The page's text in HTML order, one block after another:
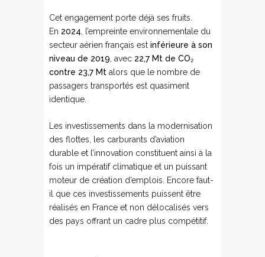
Cet engagement porte déjà ses fruits.
En 2024 , l’empreinte environnementale du
secteur aérien français est inférieure à son
niveau de 2019 , avec 22,7 Mt de CO₂
contre 23,7 Mt alors que le nombre de
passagers transportés est quasiment
identique.
Les investissements dans la modernisation
des flottes, les carburants d’aviation
durable et l’innovation constituent ainsi à la
fois un impératif climatique et un puissant
moteur de création d’emplois. Encore faut-
il que ces investissements puissent être
réalisés en France et non délocalisés vers
des pays offrant un cadre plus compétitif.